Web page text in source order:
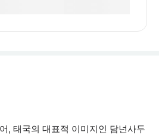
, 태국의 대표적 이미지인 담넌사두